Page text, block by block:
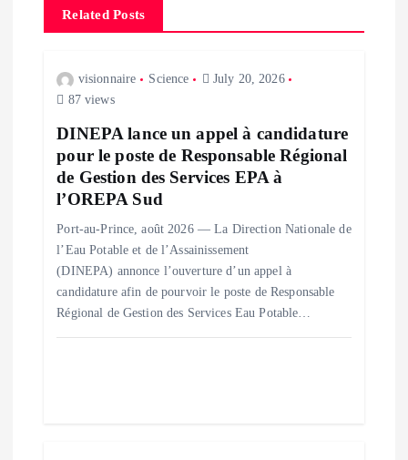
g
Related Posts
visionnaire Science
July 20, 2026
87 views
DINEPA lance un appel à candidature
pour le poste de Responsable Régional
de Gestion des Services EPA à
l’OREPA Sud
Port-au-Prince, août 2026 — La Direction Nationale de
l’Eau Potable et de l’Assainissement
(DINEPA) annonce l’ouverture d’un appel à
candidature afin de pourvoir le poste de Responsable
Régional de Gestion des Services Eau Potable…